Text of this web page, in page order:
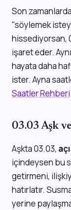
Son
"söylemek
hissediyorsan,
işaret eder.
hayata daha
ister. Ayna
Saatler Rehberi
03.03 Aşk
Aşkta 03.03,
içindeysen bu
getirmeni,
hatırlatır.
yerine